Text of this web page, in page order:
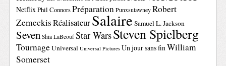
NetflixPhil ConnorsPréparation Punxsutawney Robert
ZemeckisRéalisateurSalaire Samuel L. Jackson
Seven Shia LaBeouf Star WarsSteven Spielberg
TournageUniversal Universal Pictures Un jour sans finWilliam
Somerset